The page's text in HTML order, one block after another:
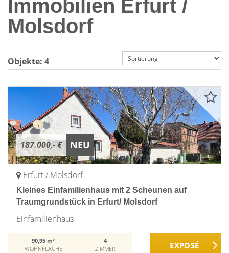
Immobilien Erfurt /
Molsdorf
Objekte: 4
187.000,- € NEU
Erfurt / Molsdorf
Kleines Einfamilienhaus mit 2 Scheunen auf
Traumgrundstück in Erfurt/ Molsdorf
Einfamilienhaus
90,95 m²
WOHNFLÄCHE
4
ZIMMER